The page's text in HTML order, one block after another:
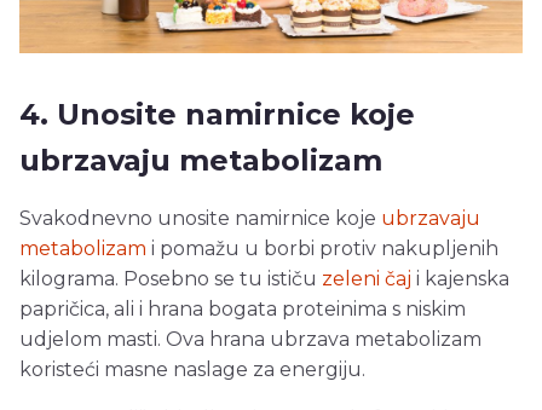
4. Unosite namirnice koje
ubrzavaju metabolizam
Svakodnevno unosite namirnice koje ubrzavaju
metabolizam i pomažu u borbi protiv nakupljenih
kilograma. Posebno se tu ističu zeleni čaj i kajenska
papričica, ali i hrana bogata proteinima s niskim
udjelom masti. Ova hrana ubrzava metabolizam
koristeći masne naslage za energiju.